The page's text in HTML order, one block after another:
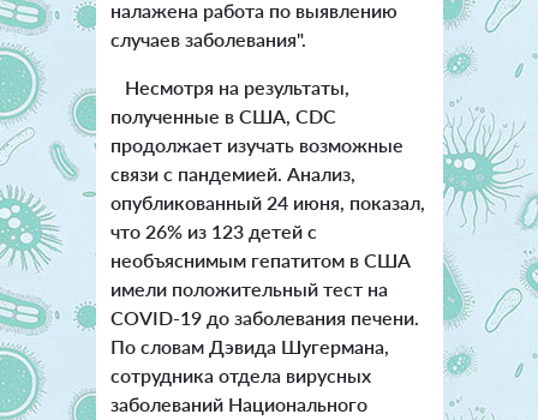
налажена работа по выявлению
случаев заболевания".
Несмотря на результаты,
полученные в США, CDC
продолжает изучать возможные
связи с пандемией. Анализ,
опубликованный 24 июня, показал,
что 26% из 123 детей с
необъяснимым гепатитом в США
имели положительный тест на
COVID-19 до заболевания печени.
По словам Дэвида Шугермана,
сотрудника отдела вирусных
заболеваний Национального